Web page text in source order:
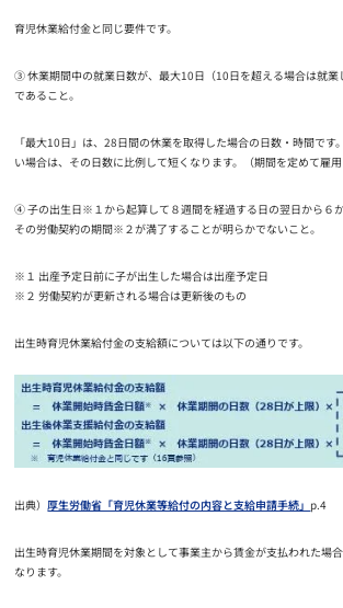
育児休業給付金と同じ要件です。
③ 休業期間中の就業日数が、最大10日（10日を超える場合は就
であること。
「最大10日」は、28日間の休業を取得した場合の日数・時間で
い場合は、その日数に比例して短くなります。（期間を定めて雇用
④ 子の出生日※１から起算して８週間を経過する日の翌日から６か
その労働契約の期間※２が満了することが明らかでないこと。
※１ 出産予定日前に子が出生した場合は出産予定日
※２ 労働契約が更新される場合は更新後のもの
出生時育児休業給付金の支給額については以下の通りです。
出典）厚生労働省「育児休業等給付の内容と支給申請手続」 p.4
出生時育児休業期間を対象として事業主から賃金が支払われた場
なります。